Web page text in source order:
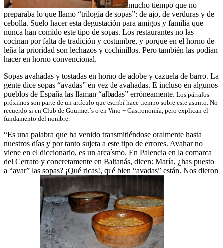
mucho tiempo que no
preparaba lo que llamo “trilogía de sopas”: de ajo, de verduras y de
cebolla. Suelo hacer esta degustación para amigos y familia que
nunca han comido este tipo de sopas. Los restaurantes no las
cocinan por falta de tradición y costumbre, y porque en el horno de
leña la prioridad son lechazos y cochinillos. Pero también las podían
hacer en horno convencional.
Sopas avahadas y tostadas en horno de adobe y cazuela de barro. La
gente dice sopas “avadas” en vez de avahadas. E incluso en algunos
pueblos de España las llaman “albadas” erróneamente. Los párrafos
próximos son parte de un artículo que escribí hace tiempo sobre este asunto. No
recuerdo si en Club de Gourmet´s o en Vino + Gastronomía, pero explican el
fundamento del nombre.
“Es una palabra que ha venido transmitiéndose oralmente hasta
nuestros días y por tanto sujeta a este tipo de errores. Avahar no
viene en el diccionario, es un arcaísmo. En Palencia en la comarca
del Cerrato y concretamente en Baltanás, dicen: María, ¿has puesto
a “avar” las sopas? ¡Qué ricas!, qué bien “avadas” están. Nos dieron